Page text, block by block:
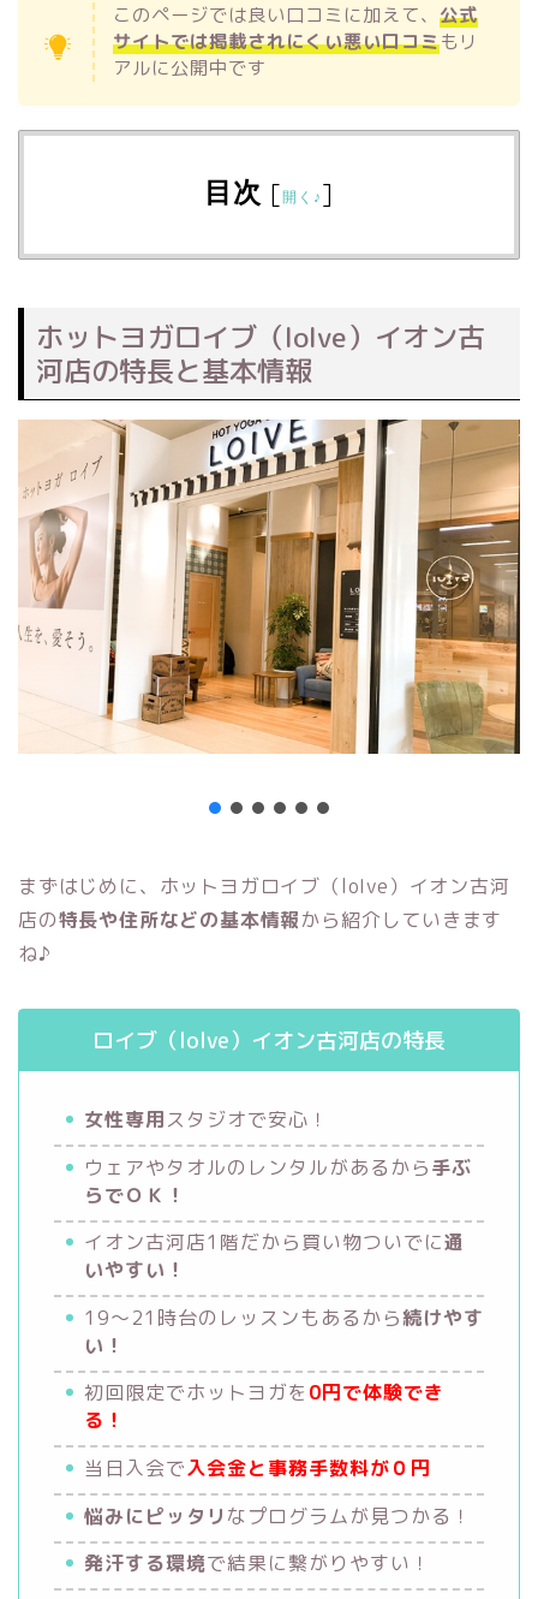
このページでは良い口コミに加えて、 公式
サイトでは掲載されにくい悪い口コミもリ
アルに公開中です
目次 [開く♪ ]
ホットヨガロイブ（loIve）イオン古
河店の特長と基本情報
まずはじめに、ホットヨガロイブ（loIve）イオン古河
店の特長や住所などの基本情報から紹介していきます
ね♪
ロイブ（loIve）イオン古河店の特長
女性専用スタジオで安心！
ウェアやタオルのレンタルがあるから手ぶ
らでＯＫ！
イオン古河店1階だから買い物ついでに通
いやすい！
19〜21時台のレッスンもあるから続けやす
い！
初回限定でホットヨガを 0円で体験でき
る！
当日入会で入会金と事務手数料が０円
悩みにピッタリ なプログラムが見つかる！
発汗する環境で結果に繋がりやすい！